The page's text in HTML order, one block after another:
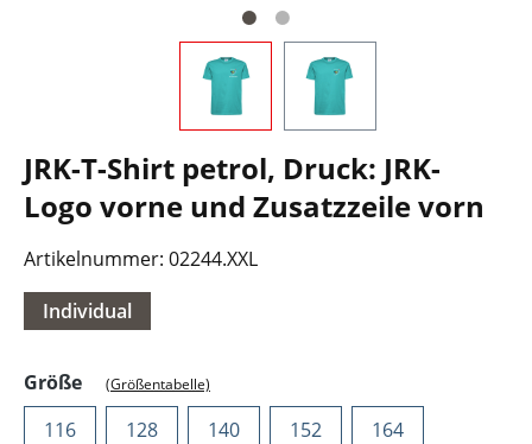
JRK-T-Shirt petrol, Druck: JRK-
Logo vorne und Zusatzzeile vorn
Artikelnummer: 02244.XXL
Individual
Größeauswählen
(Größentabelle)
116 128 140 152
164